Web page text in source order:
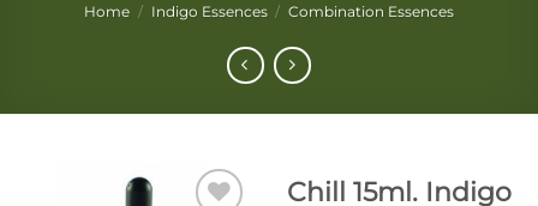
Home / Indigo Essences / Combination Essences
Chill 15ml. Indigo